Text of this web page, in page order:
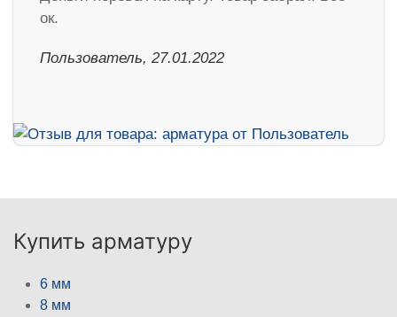
ок.
Пользователь, 27.01.2022
Купить арматуру
6 мм
8 мм